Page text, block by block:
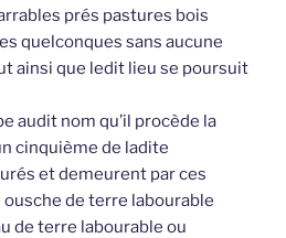
prés pastures bois
quelconques sans aucune
ainsi que ledit lieu se poursuit
audit nom qu’il procède la
cinquième de ladite
et demeurent par ces
de terre labourable
de terre labourable ou